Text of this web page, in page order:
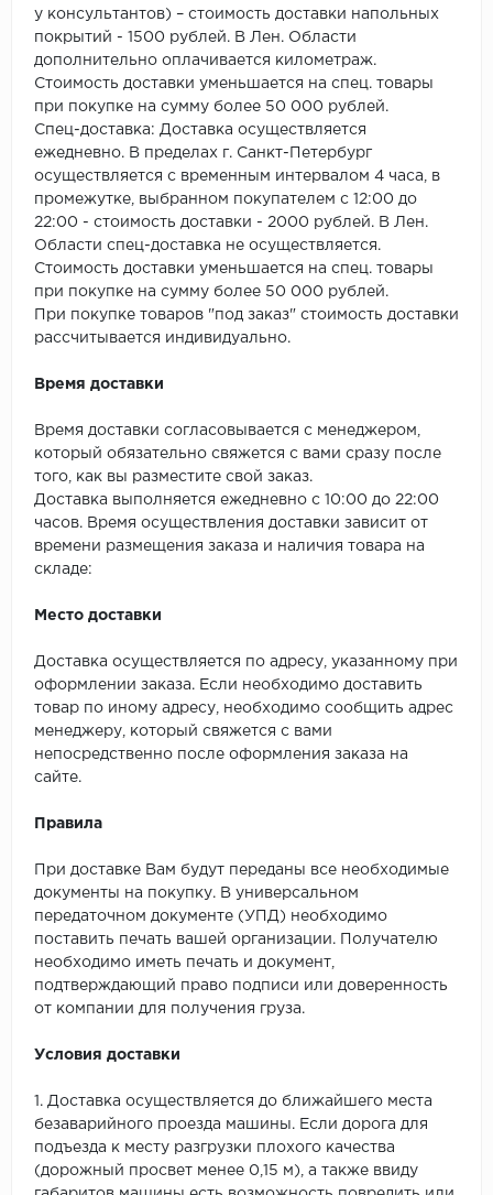
Novafloor
Pergo
Primavera
Quality Flooring
ROYCE
SPC DEW
SPC Flooring
SPC Ideal Flooring
SPC Stronghold
TANTO
Veon
у консультантов) – стоимость доставки напольных
покрытий - 1500 рублей. В Лен. Области
дополнительно оплачивается километраж.
Стоимость доставки уменьшается на спец. товары
при покупке на сумму более 50 000 рублей.
Спец-доставка: Доставка осуществляется
ежедневно. В пределах г. Санкт-Петербург
осуществляется с временным интервалом 4 часа, в
промежутке, выбранном покупателем с 12:00 до
22:00 - стоимость доставки - 2000 рублей. В Лен.
Области спец-доставка не осуществляется.
Стоимость доставки уменьшается на спец. товары
при покупке на сумму более 50 000 рублей.
При покупке товаров "под заказ" стоимость доставки
рассчитывается индивидуально.
Время доставки
Время доставки согласовывается с менеджером,
который обязательно свяжется с вами сразу после
того, как вы разместите свой заказ.
Доставка выполняется ежедневно с 10:00 до 22:00
часов. Время осуществления доставки зависит от
времени размещения заказа и наличия товара на
складе:
Место доставки
Доставка осуществляется по адресу, указанному при
оформлении заказа. Если необходимо доставить
товар по иному адресу, необходимо сообщить адрес
менеджеру, который свяжется с вами
непосредственно после оформления заказа на
сайте.
Правила
При доставке Вам будут переданы все необходимые
документы на покупку. В универсальном
передаточном документе (УПД) необходимо
поставить печать вашей организации. Получателю
необходимо иметь печать и документ,
подтверждающий право подписи или доверенность
от компании для получения груза.
Условия доставки
1. Доставка осуществляется до ближайшего места
безаварийного проезда машины. Если дорога для
подъезда к месту разгрузки плохого качества
(дорожный просвет менее 0,15 м), а также ввиду